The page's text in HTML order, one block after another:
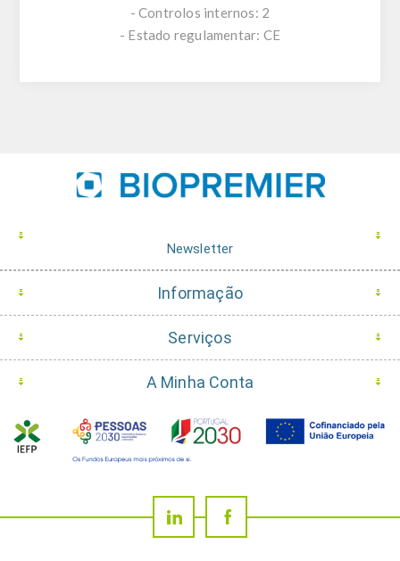
- Controlos internos: 2
- Estado regulamentar: CE
Newsletter
Informação
Serviços
A Minha Conta